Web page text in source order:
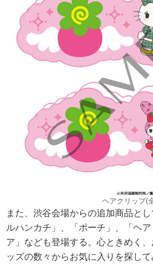
ヘアクリップ(
また、渋谷会場からの追加商品と
ルハンカチ」、「ポーチ」、「ヘ
ア」なども登場する。心ときめく
ッズの数々からお気に入りを探して